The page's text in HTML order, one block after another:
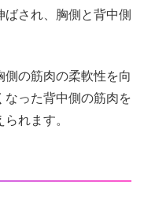
され、胸側と背中側
側の筋肉の柔軟性を向
なった背中側の筋肉を
れます。